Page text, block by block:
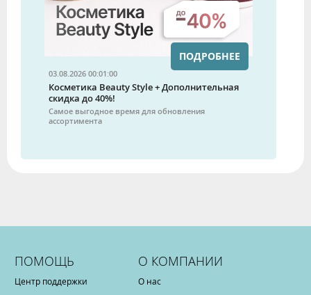
03.08.2026 00:01:00
Косметика Beauty Style + Дополнительная
скидка до 40%!
Самое выгодное время для обновления
ассортимента
ПОДРОБНЕЕ
ПОМОЩЬ
Центр поддержки
О КОМПАНИИ
О нас